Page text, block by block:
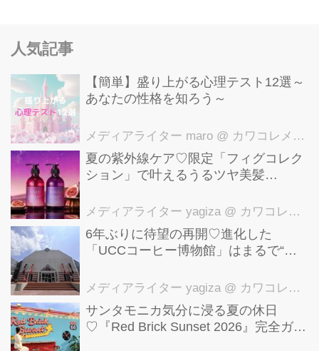
人気記事
【簡単】盛り上がる心理テスト12選～
あなたの性格を知ろう～
メディアライター maro @ カワコレメディア編集部
夏の紫外線ケア♡限定「フィグコレク
ション」で叶えるうるツヤ美髪
メディアライター yagiza @ カワコレメディア編集部
6年ぶりに待望の再開♡進化した
「UCCコーヒー博物館」はまるで“コ
貌を公開
メディアライター yagiza @ カワコレメディア編集部
サンタモニカ気分に浸る夏の休日
♡『Red Brick Sunset 2026』完全ガイ